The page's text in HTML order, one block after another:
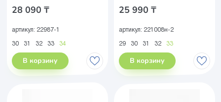
28 090 ₸
артикул: 22987-1
30 31 32 33 34
В корзину
25 990 ₸
артикул: 221008н-2
29 30 31 32 33
В корзину